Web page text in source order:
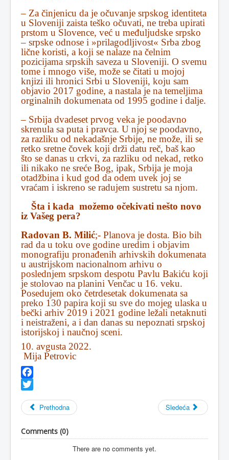
– Za činjenicu da je očuvanje srpskog identiteta
u Sloveniji zaista teško očuvati, ne treba upirati
prstom u Slovence, već u međuljudske srpsko
– srpske odnose i »prilagodljivost« Srba zbog
lične koristi, a koji se nalaze na čelnim
pozicijama srpskih saveza u Sloveniji. O svemu
tome i mnogo više, može se čitati u mojoj
knjizi ili hronici Srbi u Sloveniji, koju sam
objavio 2017 godine, a nastala je na temeljima
orginalnih dokumenata od 1995 godine i dalje.
– Srbija dvadeset prvog veka je poodavno
skrenula sa puta i pravca. U njoj se poodavno,
za razliku od nekadašnje Srbije, ne može, ili se
retko sretne čovek koji drži datu reč, baš kao
što se danas u crkvi, za razliku od nekad, retko
ili nikako ne sreće Bog, ipak, Srbija je moja
otadžbina i kud god da odem uvek joj se
vraćam i iskreno se radujem sustretu sa njom.
Šta i kada možemo očekivati nešto novo
iz Vašeg pera?
Radovan B. Milić;- Planova je dosta. Bio bih
rad da u toku ove godine uredim i objavim
monografiju pronađenih arhivskih dokumenata
u austrijskom nacionalnom arhivu o
poslednjem srpskom despotu Pavlu Bakiću koji
je stolovao na planini Venčac u 16. veku.
Posedujem oko četrdesetak dokumenata sa
preko 130 papira koji su sve do mojeg ulaska u
bečki arhiv 2019 i 2021 godine ležali netaknuti
i neistraženi, a i dan danas su nepoznati srpskoj
istorijskoj i naučnoj sceni.
10. avgusta 2022.
Mija Petrovic
Facebook
Prethodna
Sledeća
Comments (0)
There are no comments yet.